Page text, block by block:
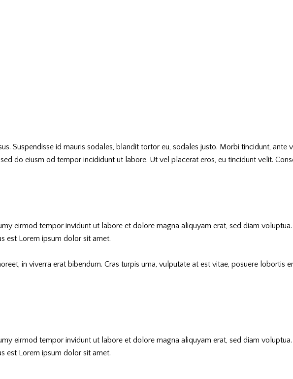
Suspendisse id mauris sodales, blandit tortor eu, sodales justo. Morbi tincidunt, ante
do eiusm od tempor incididunt ut labore. Ut vel placerat eros, eu tincidunt velit.
eirmod tempor invidunt ut labore et dolore magna aliquyam erat, sed diam
est Lorem ipsum dolor sit amet.
in viverra erat bibendum. Cras turpis urna, vulputate at est vitae, posuere lobortis
eirmod tempor invidunt ut labore et dolore magna aliquyam erat, sed diam
est Lorem ipsum dolor sit amet.